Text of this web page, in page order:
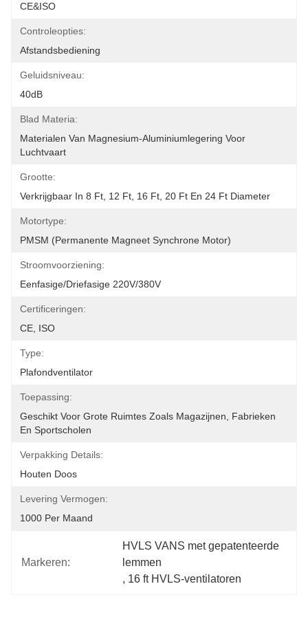
CE&ISO
Controleopties:
Afstandsbediening
Geluidsniveau:
40dB
Blad Materia:
Materialen Van Magnesium-Aluminiumlegering Voor
Luchtvaart
Grootte:
Verkrijgbaar In 8 Ft, 12 Ft, 16 Ft, 20 Ft En 24 Ft Diameter
Motortype:
PMSM (permanente Magneet Synchrone Motor)
Stroomvoorziening:
Eenfasige/driefasige 220V/380V
Certificeringen:
CE, ISO
Type:
Plafondventilator
Toepassing:
Geschikt Voor Grote Ruimtes Zoals Magazijnen, Fabrieken
En Sportscholen
Verpakking Details:
Houten Doos
Levering Vermogen:
1000 Per Maand
Markeren:
HVLS VANS met gepatenteerde
lemmen
, 16 ft HVLS-ventilatoren